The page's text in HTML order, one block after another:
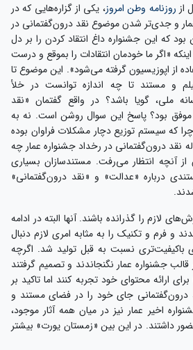
از روزنامه وطن امروز، یکی از گزاره‌هایی که در
و جدی‌تر شدن موضوع نقد درون‌گفتمانی در
که این جشنواره داغ انتقاد کردن را بر دل
«اگر ما خودمان انتقادات را بموقع و درست
از اپوزیسیون گرفته می‌شود». این موضوع تا
و مستند تا چه اندازه توانست در خلأ
ملی، گویا باشد؟ در واقع گفتمان «نقد
موفق بود؟ پاسخ این سوال روشن است. نه به
که سیستم توزیع دچار مشکلات فراوان بوده
نقد درون‌گفتمانی در رخداد جشنواره عمار چه
آنچه انتظار می‌رفت. مستندسازان بسیاری
درباره «عدالت» و «نقد درون‌گفتمانی»
لازم را گذرانده باشند. آنها البته در ادامه
و فرم و تکنیک را به مثابه امری لازم دنبال
باکیفیت‌تری نسبت به قبل تولید شد. اگرچه
جشنواره عمار نگنجاندند و تصمیم گرفتند
ارائه محتوای خود تجربه کنند اما تاکید بر
درون‌گفتمانی جای خود را در فضای مستند و
اخیر عمار نیز در میان همه آثار موجود،
داشتند. در این بین «زمستان یورت» بیشتر